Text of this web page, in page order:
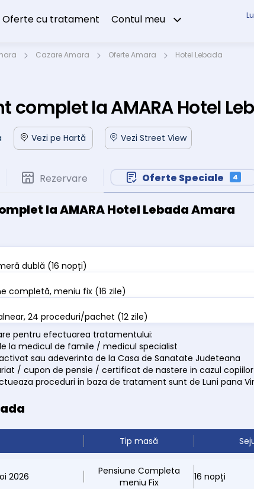
Oferte cu tratament Contul meu
Cazare Amara Oferte Amara
Hotel Lebada
complet la AMARA Hotel
Vezi pe Hartă Vezi Street View
Rezervare Oferte Speciale 4
la AMARA Hotel Lebada Amara
dublă (16 nopți)
completă, meniu fix (16 zile)
24 proceduri/pachet (12 zile)
pentru efectuarea tratamentului:
la medicul de famile / medicul specialist
sau adeverinta de la Casa de Sanatate Judeteana
/ cupon de pensie / certificat de nastere in cazul copiilor
proceduri in baza de tratament sunt de Luni pana
Tip masă
2026
Pensiune Completa
meniu Fix
16 nopți